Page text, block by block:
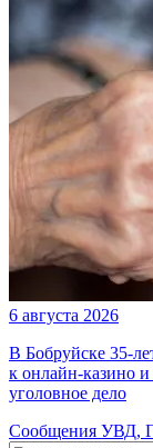
6 августа 2026
В Бобруйске 35-
к онлайн-казино и
уголовное дело
Сообщения УВД,